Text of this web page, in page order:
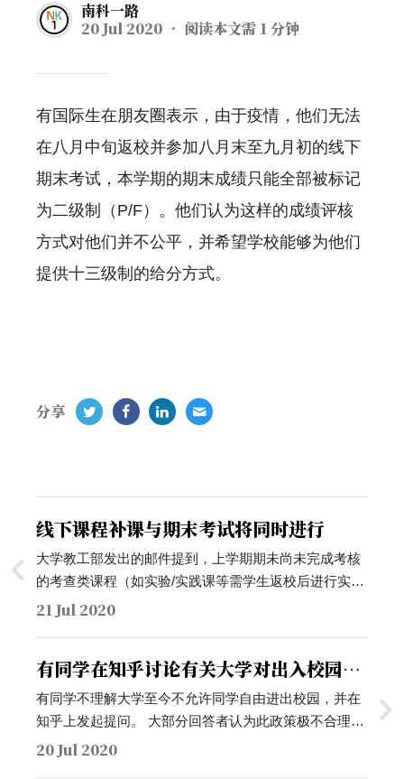
南科一路
20 Jul 2020 • 阅读本文需 1 分钟
有国际生在朋友圈表示，由于疫情，他们无法
在八月中旬返校并参加八月末至九月初的线下
期末考试，本学期的期末成绩只能全部被标记
为二级制（P/F）。他们认为这样的成绩评核
方式对他们并不公平，并希望学校能够为他们
提供十三级制的给分方式。
分享
线下课程补课与期末考试将同时进行
大学教工部发出的邮件提到，上学期期未尚未完成考核
的考查类课程（如实验/实践课等需学生返校后进行实地
操作的课程），需要由任课教师在8月18日-9月6日期间
学生的考试时间冲突。…
21 Jul 2020
有同学在知乎讨论有关大学对出入校园的
限制
有同学不理解大学至今不允许同学自由进出校园，并在
知乎上发起提问。 大部分回答者认为此政策极不合理。
有回答者认为，大学允许教工及家人无需呈批即可出
20 Jul 2020